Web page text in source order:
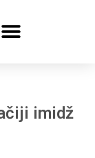
imidž